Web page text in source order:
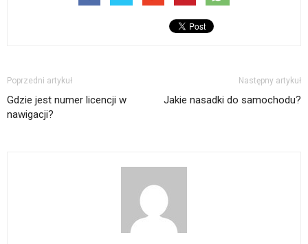
Poprzedni artykuł
Gdzie jest numer licencji w
nawigacji?
Następny artykuł
Jakie nasadki do samochodu?